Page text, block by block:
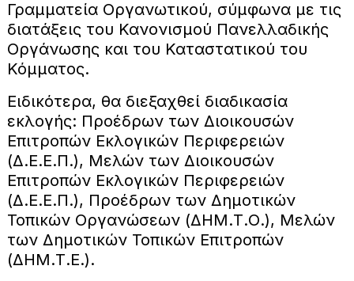
Γραμματεία Οργανωτικού, σύμφωνα με τις
διατάξεις του Κανονισμού Πανελλαδικής
Οργάνωσης και του Καταστατικού του
Κόμματος.
Ειδικότερα, θα διεξαχθεί διαδικασία
εκλογής: Προέδρων των Διοικουσών
Επιτροπών Εκλογικών Περιφερειών
(Δ.Ε.Ε.Π.), Μελών των Διοικουσών
Επιτροπών Εκλογικών Περιφερειών
(Δ.Ε.Ε.Π.), Προέδρων των Δημοτικών
Τοπικών Οργανώσεων (ΔΗΜ.Τ.Ο.), Μελών
των Δημοτικών Τοπικών Επιτροπών
(ΔΗΜ.Τ.Ε.).